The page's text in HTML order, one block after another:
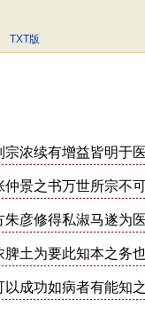
TXT版